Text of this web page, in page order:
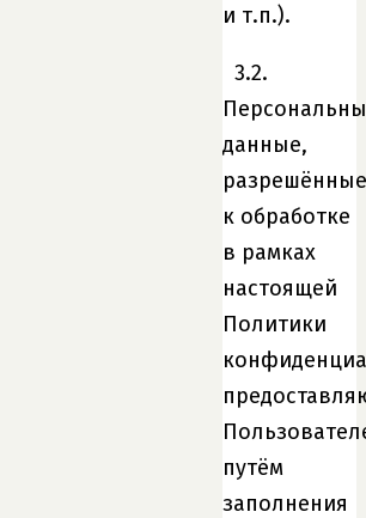
и т.п.).
3.2.
данные,
разрешённые
к обработке
в рамках
настоящей
Политики
путём
заполнения